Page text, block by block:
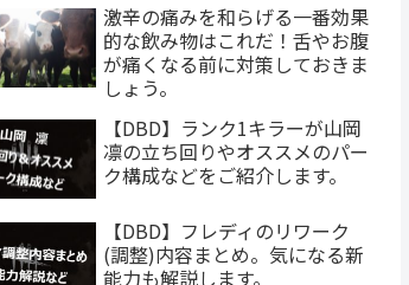
激辛の痛みを和らげる一番効果
的な飲み物はこれだ！舌やお腹
が痛くなる前に対策しておきま
しょう。
【DBD】ランク1キラーが山岡
凛の立ち回りやオススメのパー
ク構成などをご紹介します。
【DBD】フレディのリワーク
(調整)内容まとめ。気になる新
能力も解説します。